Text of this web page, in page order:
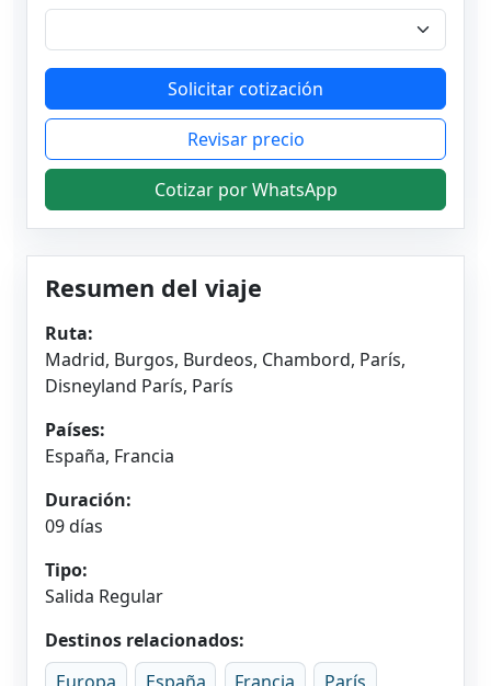
Resumen del viaje
Ruta:
Madrid, Burgos, Burdeos, Chambord, París,
Disneyland París, París
Países:
España, Francia
Duración:
09 días
Tipo:
Salida Regular
Destinos relacionados:
Solicitar cotización
Revisar precio
Cotizar por WhatsApp